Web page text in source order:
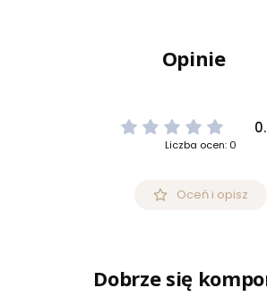
Opinie
Liczba ocen: 0
Oceń i opisz
Dobrze się